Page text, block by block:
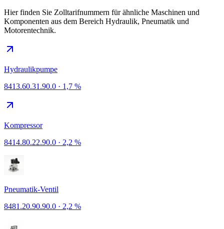
Hier finden Sie Zolltarifnummern für ähnliche Maschinen und
Komponenten aus dem Bereich Hydraulik, Pneumatik und
Motorentechnik.
Hydraulikpumpe
8413.60.31.90.0 · 1,7 %
Kompressor
8414.80.22.90.0 · 2,2 %
Pneumatik-Ventil
8481.20.90.90.0 · 2,2 %